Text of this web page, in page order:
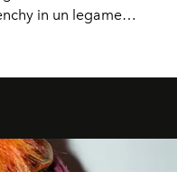
in un legame